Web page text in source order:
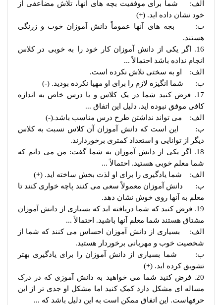
الف: شما برای موفقیت بچه های آنها، تلاش مضاعفی از
خود نشان داده اید. (+)
ب: بچه های آنها عموماً دانش آموزان خوب و زرنگی
هستند.
16. اگر یکی از دانش آموزان کار خود را به خوبی در کلاس
انجام نداده باشد احتمالاً ...
الف: او به سختی تلاش نکرده است.
ب: شما انگیزه لازم را برای او مهیا نکرده بودید. (-)
17. فرض کنید شما در یک کلاس و یا درس خاص به اندازه
کافی موفق نبوده اید. دلیل این اتفاق ...
الف: می تواند نداشتن طرح درس مناسب باشد.(-)
ب: این است که دانش آموزان آن کلاس نسبت به کلاس
دیگر از توانایی و استعداد کمتری برخوردارند.
18. اگر یکی از دانش آموزان به شما گفت: من می دانم که
شما معلم خوبی هستید. احتمالاً ...
الف: شما یادگیری را برای او لذت بخش ساخته اید. (+)
ب: دانش آموزان معمولاً سعی می کنند پاچه خواری کنند تا
معلم به آنها روی خوش نشان دهد.
19. فرض کنید که شما دریافته اید که بسیاری از دانش آموزان
مشتاق هستند شما معلم آنها باشید. احتمالاً ...
الف: بسیاری از دانش آموزان احساس می کنند که شما از
شخصیت خوب و مهربانی برخوردار هستید.
ب: شما بسیاری از دانش آموزان را برای یادگیری بهتر
تشویق کرده اید. (+)
20. فرض کنید شما می خواهید به دانش آموزی که در درک
مساله ای مشکل دارد کمک کنید اما مشکل او جدی تر از این
حرفهاست. این اتفاق ممکن است به این دلیل باشد که ...